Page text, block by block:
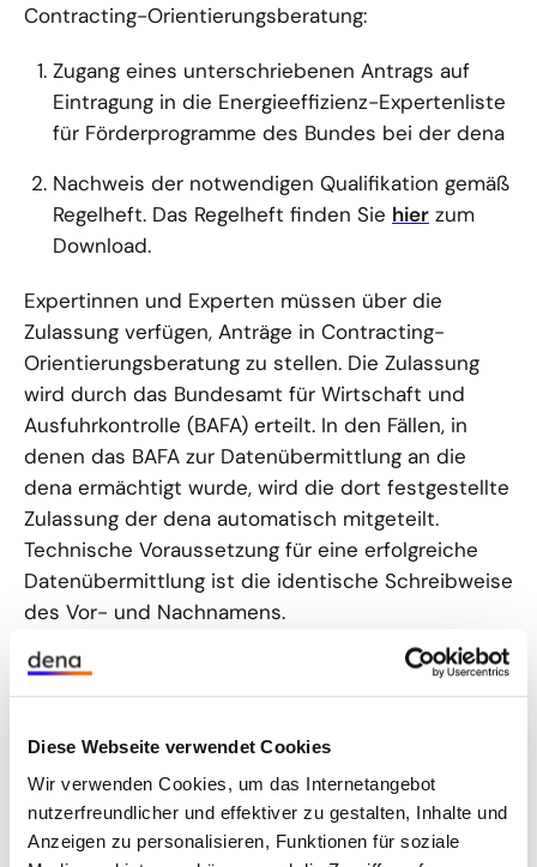
Diese Webseite verwendet Cookies
Wir verwenden Cookies, um das Internetangebot
nutzerfreundlicher und effektiver zu gestalten, Inhalte und
Anzeigen zu personalisieren, Funktionen für soziale
Contracting-Orientierungsberatung:
Zugang eines unterschriebenen Antrags auf
Eintragung in die Energieeffizienz-Expertenliste
für Förderprogramme des Bundes bei der dena
Nachweis der notwendigen Qualifikation gemäß
Regelheft. Das Regelheft finden Sie hier zum
Download.
Expertinnen und Experten müssen über die
Zulassung verfügen, Anträge in Contracting-
Orientierungsberatung zu stellen. Die Zulassung
wird durch das Bundesamt für Wirtschaft und
Ausfuhrkontrolle (BAFA) erteilt. In den Fällen, in
denen das BAFA zur Datenübermittlung an die
dena ermächtigt wurde, wird die dort festgestellte
Zulassung der dena automatisch mitgeteilt.
Technische Voraussetzung für eine erfolgreiche
Datenübermittlung ist die identische Schreibweise
des Vor- und Nachnamens.
Die dena lässt sich bei Nachweis der vom BAFA
festgestellten Zulassung von den Expertinnen und
Ausbildung/Studium vorlegen, um diese in der
Suche darstellen zu können. Weitere
Zusatzqualifikationen sind der dena nicht
nachzuweisen.